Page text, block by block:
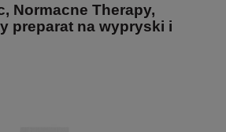
Normacne Therapy,
preparat na wypryski i